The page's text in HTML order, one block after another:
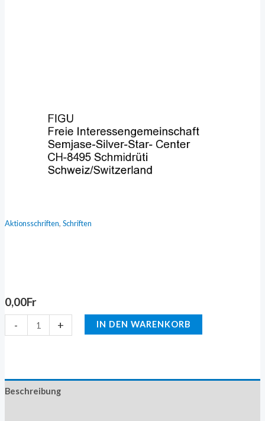
Aktionsschriften, Schriften
0,00Fr
- + IN DEN WARENKORB
Beschreibung